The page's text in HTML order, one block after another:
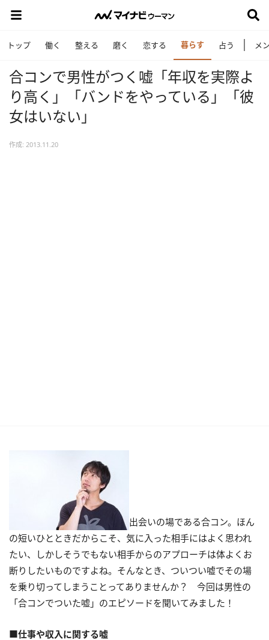
トップ 働く 整える 磨く 恋する 暮らす 占う メ
合コンで男性がつく嘘「年収を実際よ
り高く」「バンドをやっている」「彼
女はいない」
作成: 2013.11.20
出会いの場である合コン。ほん
の短いひとときだからこそ、気に入った相手にはよく思われ
たい、しかしそうでもない相手からのアプローチは体よくお
断りしたいものですよね。そんなとき、ついつい嘘でその場
を乗り切ってしまうことってありませんか？ 今回は男性の
「合コンでついた嘘」のエピソードを聞いてみました！
■仕事や収入に関する嘘